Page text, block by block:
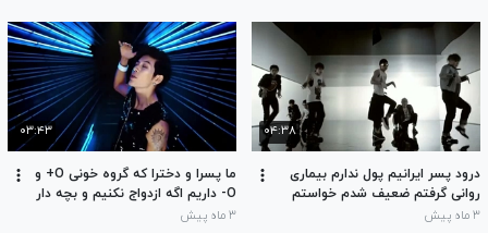
بوده
۰۴:۳۸
درود پسر ایرانیم پول ندارم بیماری
روانی گرفتم ضعیف شدم خواستم
خبرتان کنم اگه ازدواج نکنیم و بچه
۳ ماه پیش
۰۳:۴۳
ما پسرا و دخترا که گروه خونی O+ و
O- داریم اگه ازدواج نکنیم و بچه دار
نشیم گروههای خونیمون منقرض
۳ ماه پیش